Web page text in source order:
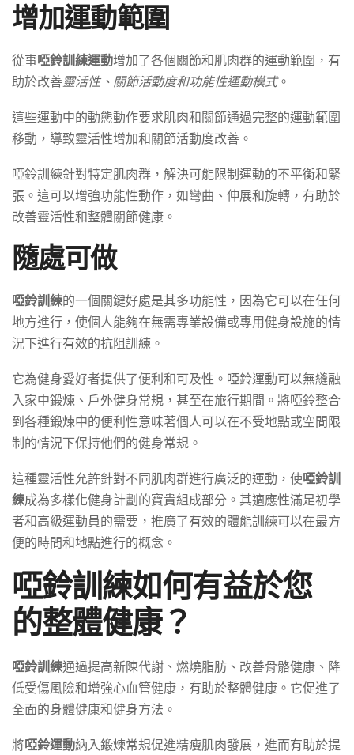
增加運動範圍
從事啞鈴訓練運動增加了各個關節和肌肉群的運動範圍，有
助於改善靈活性、關節活動度和功能性運動模式。
這些運動中的動態動作要求肌肉和關節通過完整的運動範圍
移動，導致靈活性增加和關節活動度改善。
啞鈴訓練針對特定肌肉群，解決可能限制運動的不平衡和緊
張。這可以增強功能性動作，如彎曲、伸展和旋轉，有助於
改善靈活性和整體關節健康。
隨處可做
啞鈴訓練的一個關鍵好處是其多功能性，因為它可以在任何
地方進行，使個人能夠在無需專業設備或專用健身設施的情
況下進行有效的抗阻訓練。
它為健身愛好者提供了便利和可及性。啞鈴運動可以無縫融
入家中鍛煉、戶外健身常規，甚至在旅行期間。將啞鈴整合
到各種鍛煉中的便利性意味著個人可以在不受地點或空間限
制的情況下保持他們的健身常規。
這種靈活性允許針對不同肌肉群進行廣泛的運動，使啞鈴訓
練成為多樣化健身計劃的寶貴組成部分。其適應性滿足初學
者和高級運動員的需要，推廣了有效的體能訓練可以在最方
便的時間和地點進行的概念。
啞鈴訓練如何有益於您
的整體健康？
啞鈴訓練通過提高新陳代謝、燃燒脂肪、改善骨骼健康、降
低受傷風險和增強心血管健康，有助於整體健康。它促進了
全面的身體健康和健身方法。
將啞鈴運動納入鍛煉常規促進精瘦肌肉發展，進而有助於提